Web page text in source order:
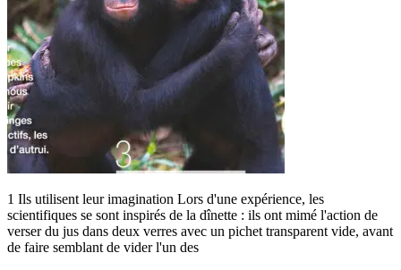
1 Ils utilisent leur imagination Lors d'une expérience, les
scientifiques se sont inspirés de la dînette : ils ont mimé l'action de
verser du jus dans deux verres avec un pichet transparent vide, avant
de faire semblant de vider l'un des